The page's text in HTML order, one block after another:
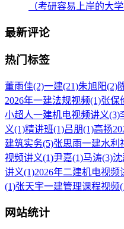
（考研容易上岸的大学
最新评论
热门标签
董雨佳(2)一建(21)朱旭阳(2)
2026年一建法规视频(1)张保
小超人一建机电视频讲义(3)
义(1)精讲班(1)吕朋(1)高扬
建筑实务(5)张思雨一建水利
视频讲义(1)尹嘉(1)马涛(3)
讲义(1)2026年二建机电视频
(1)张天宇一建管理课程视频
网站统计